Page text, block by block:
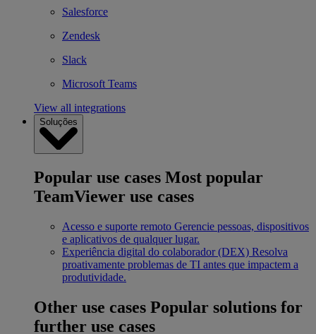
Salesforce
Zendesk
Slack
Microsoft Teams
View all integrations
Soluções
Popular use cases Most popular
TeamViewer use cases
Acesso e suporte remoto Gerencie pessoas, dispositivos
e aplicativos de qualquer lugar.
Experiência digital do colaborador (DEX) Resolva
proativamente problemas de TI antes que impactem a
produtividade.
Other use cases Popular solutions for
further use cases